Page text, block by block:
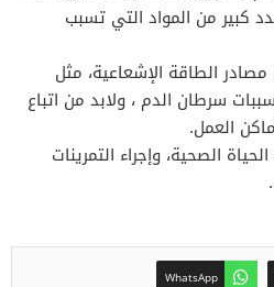
كبير من المواد التي تسبب
مصادر الطاقة الإشعاعية، مثل
سرطان الدم ، ولابد من اتباع
العمل.
الصحية، وإجراء التمرينات
WhatsApp